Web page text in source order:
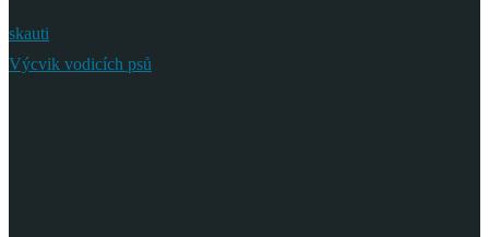
skauti
Výcvik vodicích psů